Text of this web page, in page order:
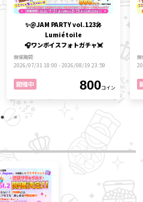
✨@JAM PARTY vol.123🎤
Lumiétoile
🎧ワンボイスフォトガチャ💓
開催期間
2026/07/31 18:00 - 2026/08/19 23:59
開催中 800コイン
開